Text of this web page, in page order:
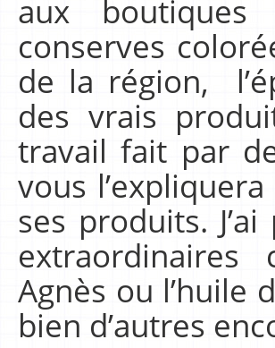
aux
conserves
de la région,
des vrais
travail fait par
vous
ses produits.
Agnès ou l’huile
bien d’autres